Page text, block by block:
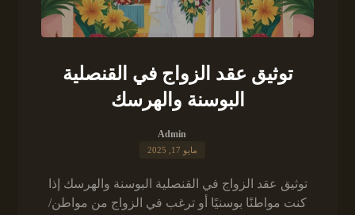
توثيق عقد الزواج في القنصلية
البوسنة والهرسك
Admin
مايو 17, 2025
توثيق عقد الزواج في القنصلية البوسنة والهرسك إذا
كنت مواطنًا بوسنيًا أو ترغب في الزواج من مواطن/